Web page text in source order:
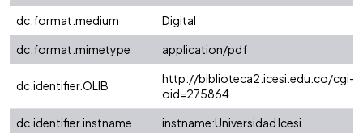
dc.format.medium
Digital
dc.format.mimetype
application/pdf
dc.identifier.OLIB
http://biblioteca2.icesi.edu.co/cgi-
oid=275864
dc.identifier.instname
instname:Universidad Icesi